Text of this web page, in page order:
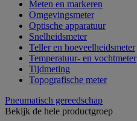
Meten en markeren
Omgevingsmeter
Optische apparatuur
Snelheidsmeter
Teller en hoeveelheidsmeter
Temperatuur- en vochtmeter
Tijdmeting
Topografische meter
Pneumatisch gereedschap
Bekijk de hele productgroep